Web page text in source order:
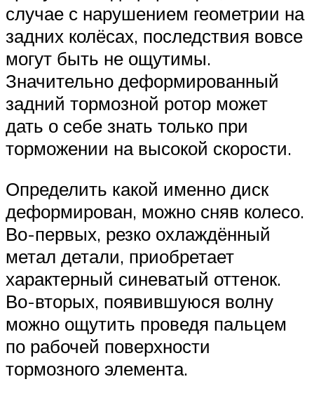
случае с нарушением геометрии на
задних колёсах, последствия вовсе
могут быть не ощутимы.
Значительно деформированный
задний тормозной ротор может
дать о себе знать только при
торможении на высокой скорости.
Определить какой именно диск
деформирован, можно сняв колесо.
Во-первых, резко охлаждённый
метал детали, приобретает
характерный синеватый оттенок.
Во-вторых, появившуюся волну
можно ощутить проведя пальцем
по рабочей поверхности
тормозного элемента.